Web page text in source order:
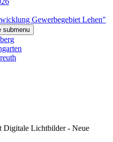
Gewerbegebiet Lehen"
submenu
Digitale Lichtbilder - Neue